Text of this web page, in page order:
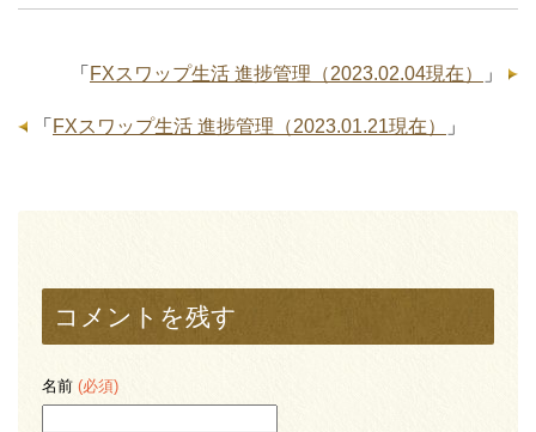
「 FXスワップ生活 進捗管理（2023.02.04現在） 」
「 FXスワップ生活 進捗管理（2023.01.21現在） 」
コメントを残す
名前 (必須)